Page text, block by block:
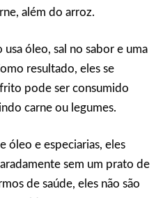
além do arroz.
óleo, sal no sabor e uma
resultado, eles se
pode ser consumido
carne ou legumes.
óleo e especiarias, eles
sem um prato de
de saúde, eles não são